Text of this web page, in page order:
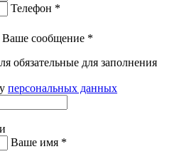
Телефон *
Ваше сообщение *
обязательные для заполнения
персональных данных
Ваше имя *